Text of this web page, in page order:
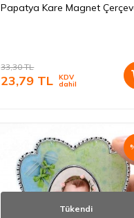
Papatya Kare Magnet
33,30TL
23,79 TL KDV
dahil
Tükendi